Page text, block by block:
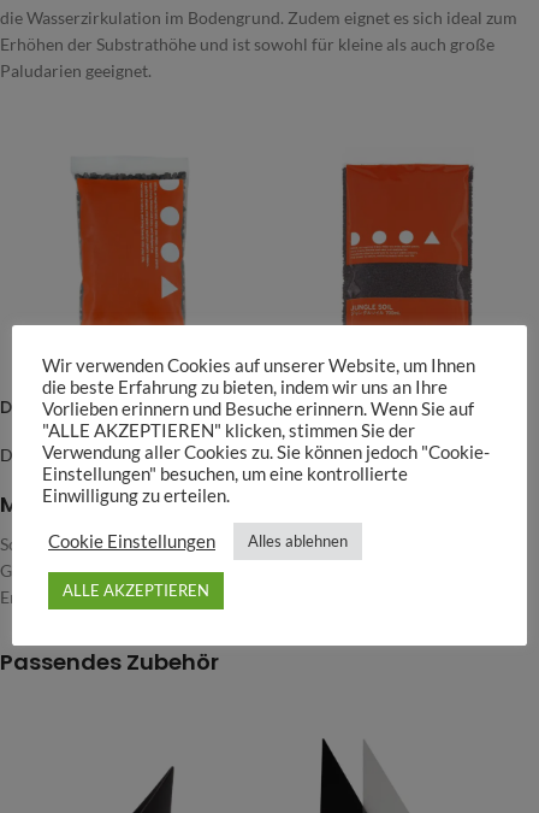
die Wasserzirkulation im Bodengrund. Zudem eignet es sich ideal zum
Erhöhen der Substrathöhe und ist sowohl für kleine als auch große
Paludarien geeignet.
DOOA Jungle Base
DOOA
4,90€–17,90€
DOOA Jungle Soil
DOOA
9,90€–
Merkmale
Sorgt für Wasserzirkulation im Bodengrund
Geeignet für Substraterhöhung
Enthält keine Nährstoffe
Passendes Zubehör
Wir verwenden Cookies auf unserer Website, um Ihnen
die beste Erfahrung zu bieten, indem wir uns an Ihre
Vorlieben erinnern und Besuche erinnern. Wenn Sie auf
"ALLE AKZEPTIEREN" klicken, stimmen Sie der
Verwendung aller Cookies zu. Sie können jedoch "Cookie-
Einstellungen" besuchen, um eine kontrollierte
Einwilligung zu erteilen.
Cookie Einstellungen Alles ablehnen
ALLE AKZEPTIEREN